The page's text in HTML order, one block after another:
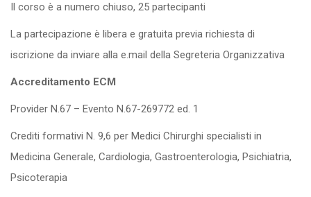
Il corso è a numero chiuso, 25 partecipanti
La partecipazione è libera e gratuita previa richiesta di
iscrizione da inviare alla e.mail della Segreteria Organizzativa
Accreditamento ECM
Provider N.67 – Evento N.67-269772 ed. 1
Crediti formativi N. 9,6 per Medici Chirurghi specialisti in
Medicina Generale, Cardiologia, Gastroenterologia, Psichiatria,
Psicoterapia